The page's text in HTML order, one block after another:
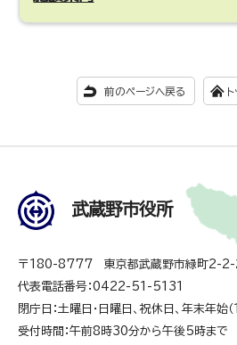
前のページへ戻る
武蔵野市役所
〒180-8777 東京都武蔵野市緑町2-
代表電話番号：0422-51-5131
閉庁日：土曜日・日曜日、祝休日、年末年
受付時間：午前8時30分から午後5時まで